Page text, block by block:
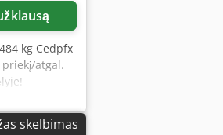
kg Cedpfx
priekį/atgal.
skelbimas